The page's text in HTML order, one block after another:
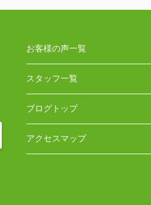
お客様の声一覧
スタッフ一覧
ブログトップ
アクセスマップ